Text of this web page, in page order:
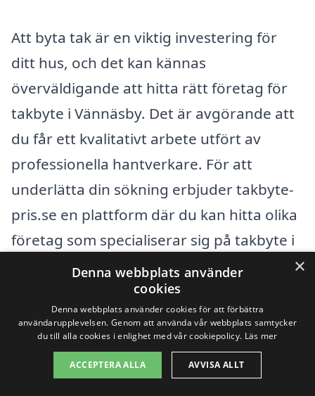
Att byta tak är en viktig investering för
ditt hus, och det kan kännas
överväldigande att hitta rätt företag för
takbyte i Vännäsby. Det är avgörande att
du får ett kvalitativt arbete utfört av
professionella hantverkare. För att
underlätta din sökning erbjuder takbyte-
pris.se en plattform där du kan hitta olika
företag som specialiserar sig på takbyte i
ditt närområde.
Om du bor i Vännäsby, kan det också vara
värt att överväga företag i närliggande
städer. Här är några av dem som du kan
×
Denna webbplats använder
cookies
Denna webbplats använder cookies för att förbättra
användarupplevelsen. Genom att använda vår webbplats samtycker
du till alla cookies i enlighet med vår cookiepolicy. Läs mer
ACCEPTERA ALLA AVVISA ALLT